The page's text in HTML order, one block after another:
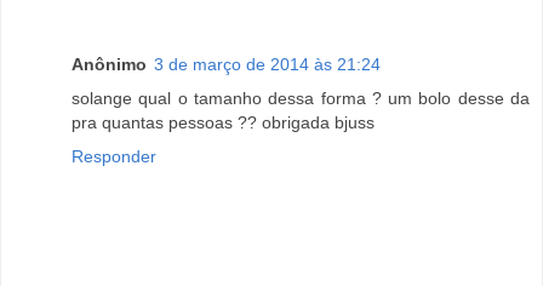
Anônimo 3 de março de 2014 às 21:24
solange qual o tamanho dessa forma ? um bolo desse da
pra quantas pessoas ?? obrigada bjuss
Responder